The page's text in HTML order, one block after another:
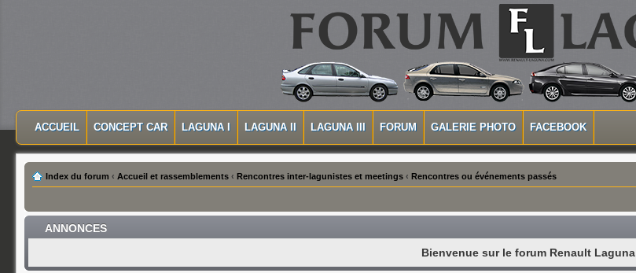
MENU PRINCIPAL
ACCUEIL CONCEPT CAR LAGUNA I LAGUNA II LAGUNA III FORUM GALERIE PHOTO FACEBOOK
Index du forum ‹ Accueil et rassemblements ‹ Rencontres inter-lagunistes et meetings ‹ Rencontres ou événements passés
ANNONCES
Bienvenue sur le forum Renault Laguna